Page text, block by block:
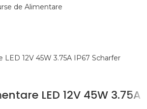
de Alimentare
LED 12V 45W 3.75A